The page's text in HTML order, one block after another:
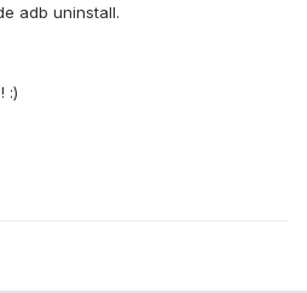
adb uninstall.
:)